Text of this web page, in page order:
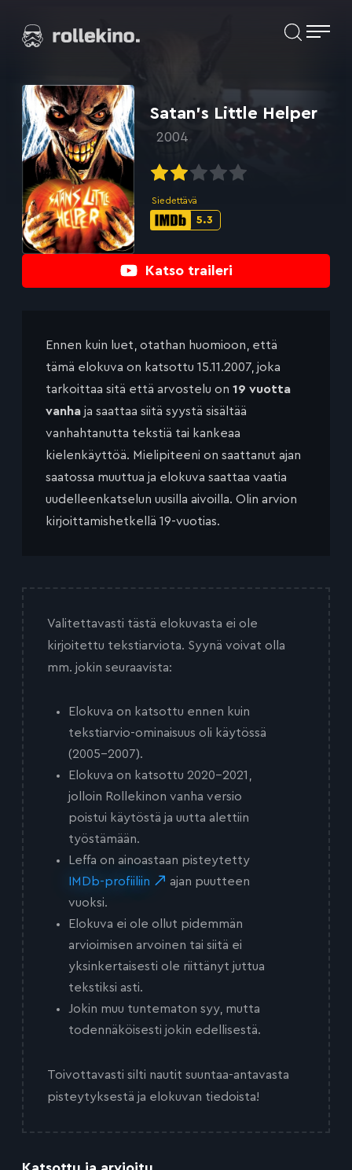
suoraan
Elokuvat ja elokuva-arviot | Rollekino.fi
jälkeen.
Katso traileri
Satan’s Little Helper
2004
Siedettävä
IMDb-
5.3
Ennen kuin luet, otathan huomioon, että
tämä elokuva on katsottu 15.11.2007, joka
tarkoittaa sitä että arvostelu on 19 vuotta
vanha ja saattaa siitä syystä sisältää
vanhahtanutta tekstiä tai kankeaa
kielenkäyttöä. Mielipiteeni on saattanut ajan
saatossa muuttua ja elokuva saattaa vaatia
uudelleenkatselun uusilla aivoilla. Olin arvion
kirjoittamishetkellä 19-vuotias.
Valitettavasti tästä elokuvasta ei ole
kirjoitettu tekstiarviota. Syynä voivat olla
mm. jokin seuraavista:
Elokuva on katsottu ennen kuin
tekstiarvio-ominaisuus oli käytössä
(2005-2007).
Elokuva on katsottu 2020-2021,
jolloin Rollekinon vanha versio
poistui käytöstä ja uutta alettiin
työstämään.
Leffa on ainoastaan pisteytetty
IMDb-profiiliin
ajan puutteen
vuoksi.
Elokuva ei ole ollut pidemmän
arvioimisen arvoinen tai siitä ei
yksinkertaisesti ole riittänyt juttua
tekstiksi asti.
Jokin muu tuntematon syy, mutta
todennäköisesti jokin edellisestä.
Toivottavasti silti nautit suuntaa-antavasta
pisteytyksestä ja elokuvan tiedoista!